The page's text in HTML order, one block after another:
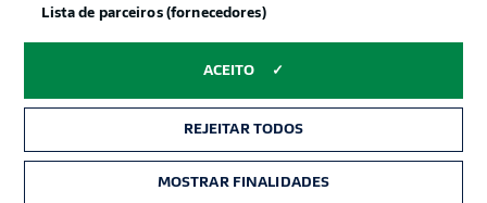
© 2026 Bundesliga-Gruppe GmbH
Escolha seu idioma
Modo de visualização
Lista de parceiros (fornecedores)
ACEITO
REJEITAR TODOS
MOSTRAR FINALIDADES